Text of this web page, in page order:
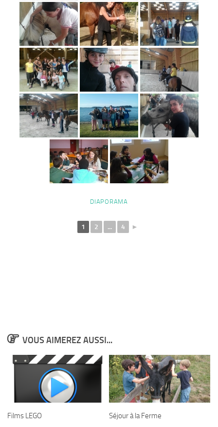
DIAPORAMA
1 2 ... 4 ►
VOUS AIMEREZ AUSSI...
Films LEGO Séjour à la Ferme